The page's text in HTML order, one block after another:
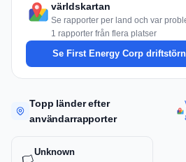
världskartan
Se rapporter per land och var
1 rapporter från flera platser
Se First Energy Corp
Topp länder efter
användarrapporter
Unknown